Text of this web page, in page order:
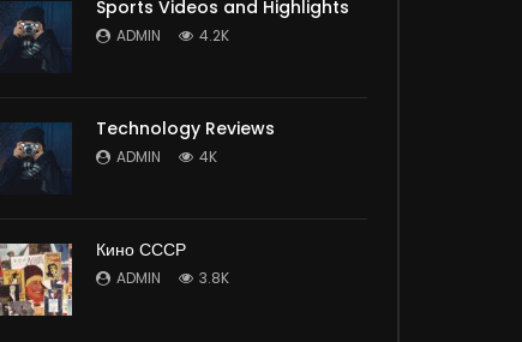
Sports Videos and Highlights
ADMIN 4.2K
Technology Reviews
ADMIN 4K
Кино СССР
ADMIN 3.8K